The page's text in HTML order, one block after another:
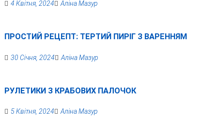
4 Квітня, 2024 Аліна Мазур
ПРОСТИЙ РЕЦЕПТ: ТЕРТИЙ ПИРІГ З ВАРЕННЯМ
30 Січня, 2024 Аліна Мазур
РУЛЕТИКИ З КРАБОВИХ ПАЛОЧОК
5 Квітня, 2024 Аліна Мазур